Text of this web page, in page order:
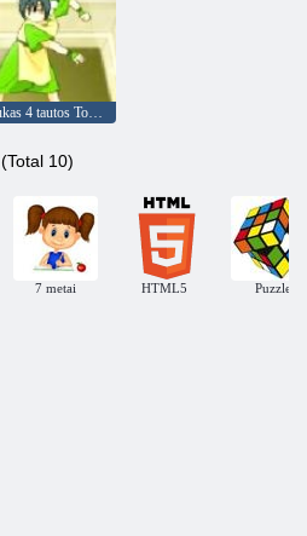
Veidukas 4 tautos Tournament
(Total 10)
7 metai HTML5 Puzzle